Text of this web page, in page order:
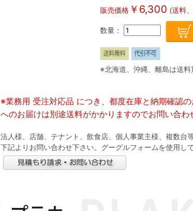
販売価格￥ 6,300 (送料
数量：
※北海道、沖縄、離島は送料
※業務用 受注対応品 につき、都度在庫と納期確認
へのお届けは別途送料がかかりますのでお問い合わ
法人様、店舗、テナント、飲食店、個人事業主様、複数台
下記よりお問い合わせ下さい。グーグルフォームを使用して